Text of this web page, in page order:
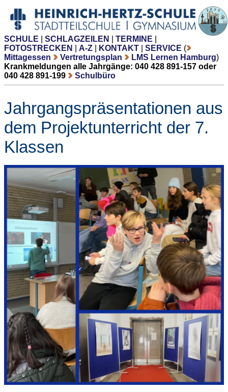
SCHULE SCHLAGZEILEN TERMINE
FOTOSTRECKEN
A-Z KONTAKT SERVICE (
Mittagessen
Vertretungsplan LMS Lernen Hamburg)
Krankmeldungen alle Jahrgänge: 040 428 891-157 oder
040 428 891-199
Schulbüro
Jahrgangspräsentationen aus
dem Projektunterricht der 7.
Klassen